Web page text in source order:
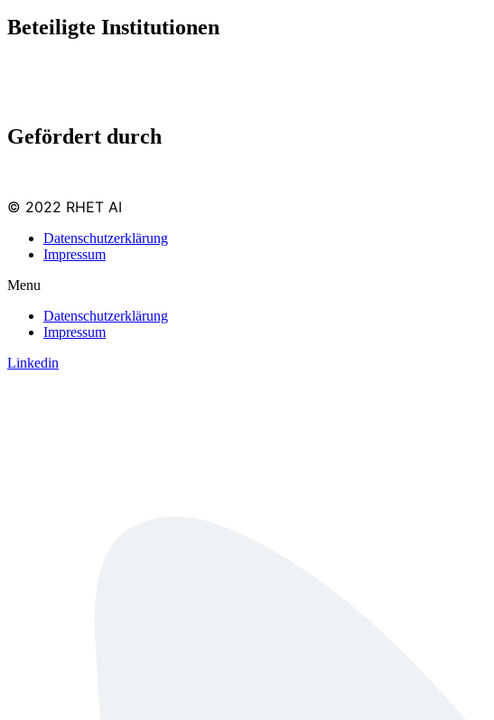
Beteiligte Institutionen
Gefördert durch
© 2022 RHET AI
Datenschutzerklärung
Impressum
Menu
Datenschutzerklärung
Impressum
Linkedin